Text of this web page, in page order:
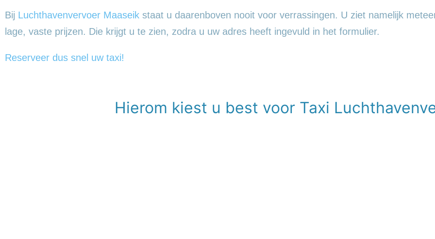
Bij Luchthavenvervoer Maaseik staat u daarenboven nooit voor verrassingen. U ziet namelijk
lage, vaste prijzen. Die krijgt u te zien, zodra u uw adres heeft ingevuld in het formulier.
Reserveer dus snel uw taxi!
Hierom kiest u best voor Taxi